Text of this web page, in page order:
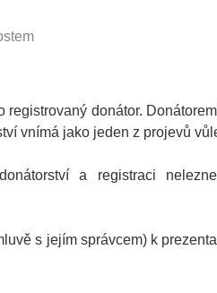
donátor.
vnímá jako jeden z projevů
a registraci
s jejím správcem) k